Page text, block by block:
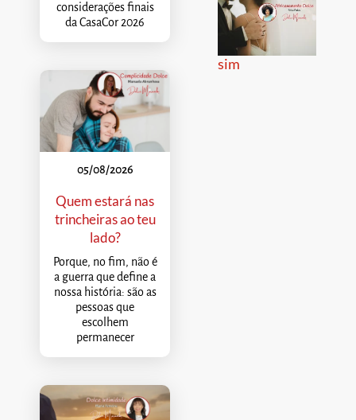
considerações finais
da CasaCor 2026
05/08/2026
Quem estará nas
trincheiras ao teu
lado?
Porque, no fim, não é
a guerra que define a
nossa história: são as
pessoas que
escolhem
permanecer
sim